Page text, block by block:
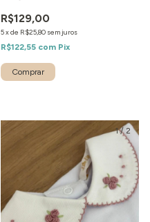
R$129,00
5xde R$25,80 sem juros
R$122,55 com Pix
1/ 2